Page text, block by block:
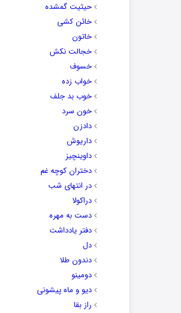
حیثیت گمشده
خائن کشی
خاتون
خجالت نکش
خسوف
خواب زده
خوب بد جلف
خون سرد
دادزن
داریوش
داوینچیز
دختران کوچه غم
در انتهای شب
دراکولا
دست به مهره
دفتر یادداشت
دل
دندون طلا
دومینو
دیو و ماه پیشونی
راز بقا